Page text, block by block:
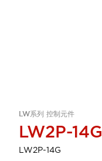
LW系列 控制元件
LW2P-14G
LW2P-14G